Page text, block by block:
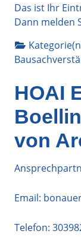
Das ist Ihr
Dann melden
HOAI
von
Email:
Telefon: